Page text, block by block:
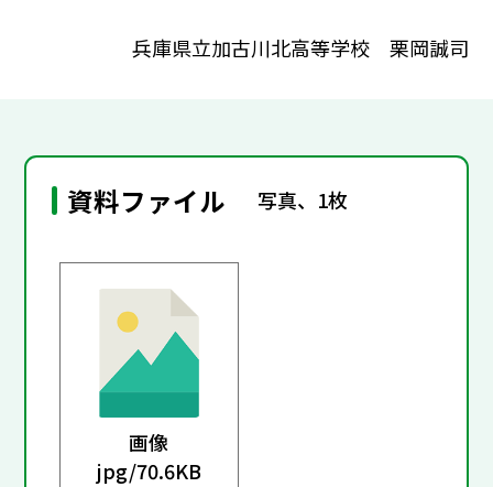
兵庫県立加古川北高等学校 栗岡誠司
資料ファイル 写真、1枚
画像
jpg/70.6KB